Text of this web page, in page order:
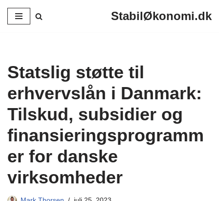
Spring
StabilØkonomi.dk
Statslig støtte til
erhvervslån i Danmark:
Tilskud, subsidier og
finansieringsprogramm
er for danske
virksomheder